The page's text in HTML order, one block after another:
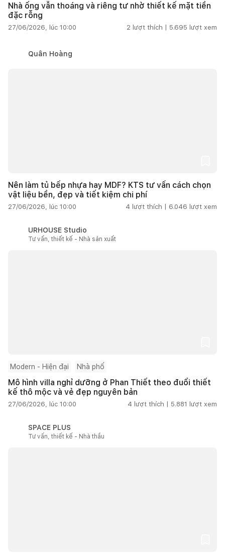
Nhà ống vẫn thoáng và riêng tư nhờ thiết kế mặt tiền
đặc rỗng
27/06/2026, lúc 10:00 2 lượt thích | 5.695 lượt xem
Quân Hoàng
Nên làm tủ bếp nhựa hay MDF? KTS tư vấn cách chọn
vật liệu bền, đẹp và tiết kiệm chi phí
27/06/2026, lúc 10:00 4 lượt thích | 6.046 lượt xem
URHOUSE Studio
Tư vấn, thiết kế - Nhà sản xuất
Modern - Hiện đại Nhà phố
Mô hình villa nghỉ dưỡng ở Phan Thiết theo đuổi thiết
kế thô mộc và vẻ đẹp nguyên bản
27/06/2026, lúc 10:00 4 lượt thích | 5.881 lượt xem
SPACE PLUS
Tư vấn, thiết kế - Nhà thầu